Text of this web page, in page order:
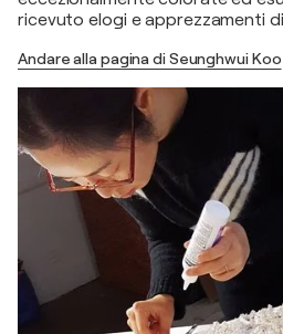
ricevuto elogi e apprezzamenti
Andare alla pagina di Seunghwui Koo